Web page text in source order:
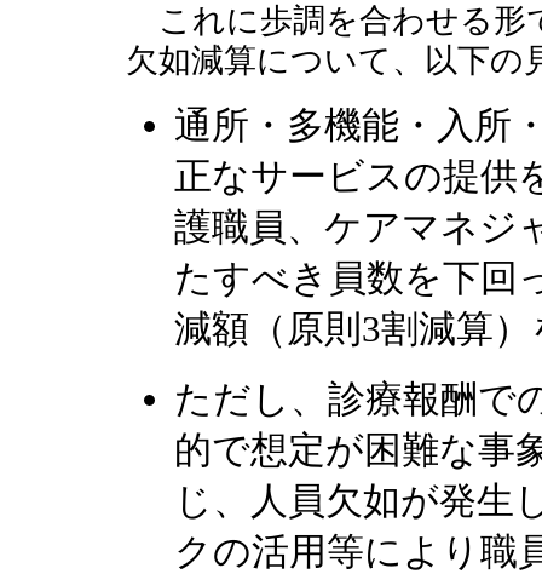
これに歩調を合わせる形
欠如減算について、以下の
通所・多機能・入所
正なサービスの提供
護職員、ケアマネジ
たすべき員数を下回
減額（原則3割減算
ただし、診療報酬で
的で想定が困難な事
じ、人員欠如が発
クの活用等により職